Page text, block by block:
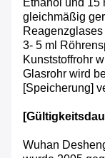
Ethanol und 15
gleichmäßig
3- 5 ml
Kunststoffrohr
Glasrohr wird
[Speicherung]
Wuhan